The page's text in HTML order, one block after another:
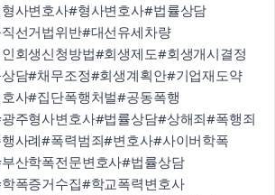
사변호사#형사변호사#법률상담
선거법위반#대선유세차량
회생신청방법#회생제도#회생개시결정
담#채무조정#회생계획안#기업재도약
사#집단폭행처벌#공동폭행
주형사변호사#법률상담#상해죄#폭행죄
사례#폭력범죄#변호사#사이버학폭
산학폭전문변호사#법률상담
폭증거수집#학교폭력변호사